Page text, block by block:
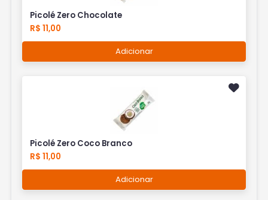
Picolé Zero Chocolate
R$ 11,00
Adicionar
Picolé Zero Coco Branco
R$ 11,00
Adicionar